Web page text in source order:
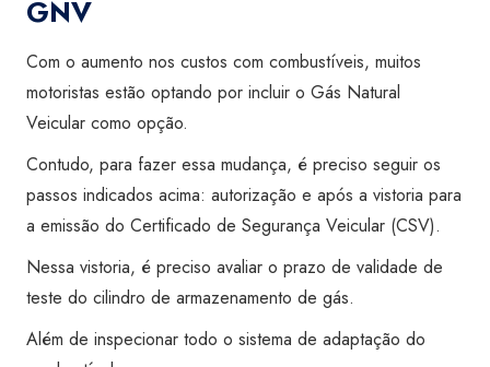
GNV
Com o aumento nos custos com combustíveis, muitos
motoristas estão optando por incluir o Gás Natural
Veicular como opção.
Contudo, para fazer essa mudança, é preciso seguir os
passos indicados acima: autorização e após a vistoria para
a emissão do Certificado de Segurança Veicular (CSV).
Nessa vistoria, é preciso avaliar o prazo de validade de
teste do cilindro de armazenamento de gás.
Além de inspecionar todo o sistema de adaptação do